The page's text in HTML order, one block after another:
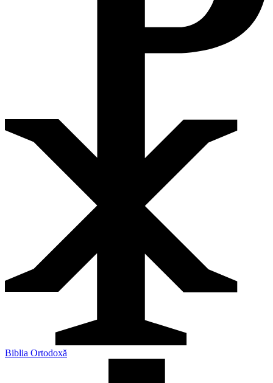
Biblia Ortodoxă